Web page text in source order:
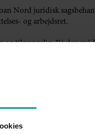
Nord juridisk
og arbejdsret.
og tilgængelig. På den
og ekspertise.
koordinator, hvor hun
drift og optimale